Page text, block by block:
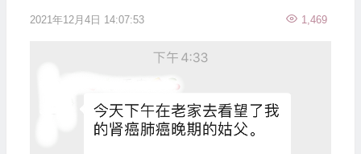
2021年12月4日 14:07:53 1,469